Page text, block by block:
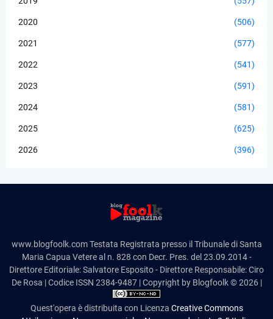
2020 (506)
2021 (577)
2022 (541)
2023 (591)
2024 (581)
2025 (625)
2026 (396)
www.blogfoolk.com Testata Registrata presso il Tribunale di Santa
Maria Capua Vetere al n. 828 con Decr. Pres. del 23.09.2014 -
Direttore Editoriale: Salvatore Esposito - Direttore Responsabile: Ciro
De Rosa | Codice ISSN 2384-9487 | Copyright by Blogfoolk © 2026 |
Quest'opera è distribuita con Licenza Creative Commons